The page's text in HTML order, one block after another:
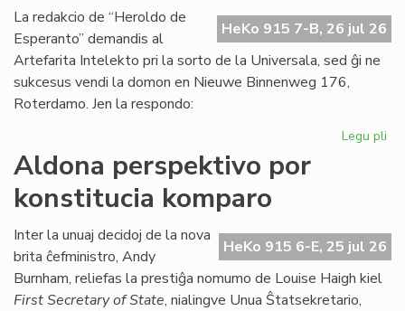
HeKo 915 7-B, 26 jul 26
La redakcio de “Heroldo de
Esperanto” demandis al
Artefarita Intelekto pri la sorto de la Universala, sed ĝi ne
sukcesus vendi la domon en Nieuwe Binnenweg 176,
Roterdamo. Jen la respondo:
Legu pli
de
Aldona perspektivo por
konstitucia komparo
HeKo 915 6-E, 25 jul 26
Inter la unuaj decidoj de la nova
brita ĉefministro, Andy
Burnham, reliefas la prestiĝa nomumo de Louise Haigh kiel
First Secretary of State, nialingve Unua Ŝtatsekretario,